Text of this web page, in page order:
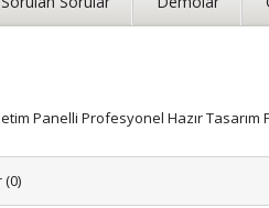
Panelli Profesyonel Hazır Tasarım
(0)